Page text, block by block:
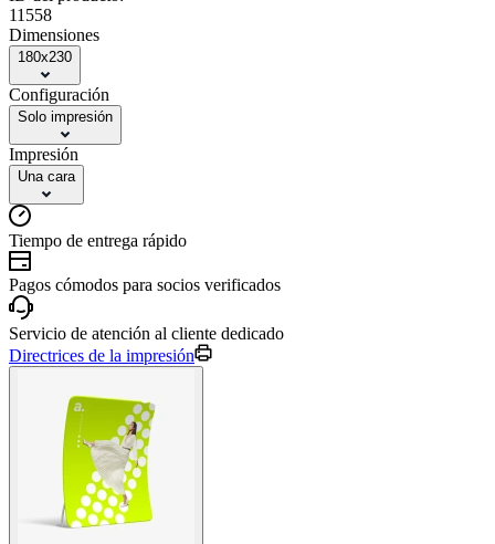
11558
Dimensiones
180x230
Configuración
Solo impresión
Impresión
Una cara
Tiempo de entrega rápido
Pagos cómodos para socios verificados
Servicio de atención al cliente dedicado
Directrices de la impresión